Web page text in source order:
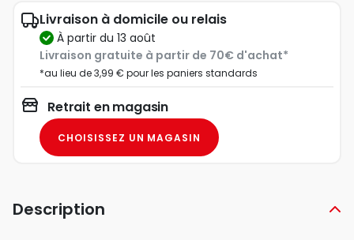
Livraison à domicile ou relais
à partir du 13 août
Livraison gratuite à partir de 70€ d'achat*
*au lieu de 3,99 € pour les paniers standards
Retrait en magasin
CHOISISSEZ UN MAGASIN
Description